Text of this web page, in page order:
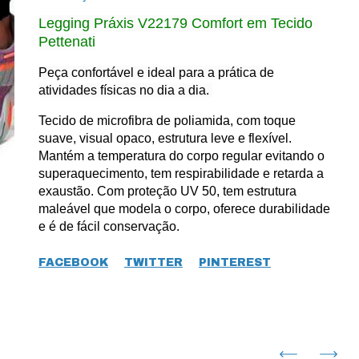
Legging Práxis V22179 Comfort em Tecido
Pettenati
Peça confortável e ideal para a prática de
atividades físicas no dia a dia.
Tecido de microfibra de poliamida, com toque
suave, visual opaco, estrutura leve e flexível.
Mantém a temperatura do corpo regular evitando o
superaquecimento, tem respirabilidade e retarda a
exaustão. Com proteção UV 50, tem estrutura
maleável que modela o corpo, oferece durabilidade
e é de fácil conservação.
FACEBOOK TWITTER PINTEREST